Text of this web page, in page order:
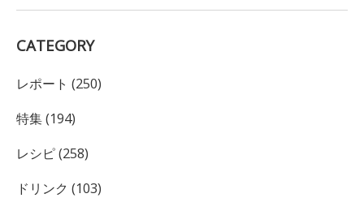
CATEGORY
レポート (250)
特集 (194)
レシピ (258)
ドリンク (103)